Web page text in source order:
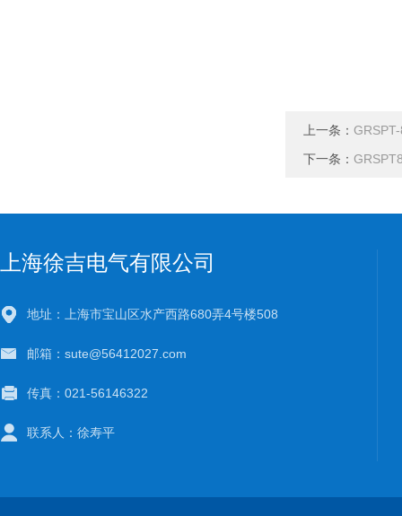
上一条：
下一条：
上海徐吉电气有限公司
地址：上海市宝山区水产西路680弄4号楼508
邮箱：sute@56412027.com
传真：021-56146322
联系人：徐寿平